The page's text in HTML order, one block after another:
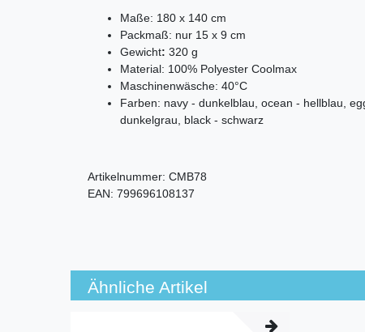
Maße: 180 x 140 cm
Packmaß: nur 15 x 9 cm
Gewicht: 320 g
Material: 100% Polyester Coolmax
Maschinenwäsche: 40°C
Farben: navy - dunkelblau, ocean - hellblau,
dunkelgrau, black - schwarz
Artikelnummer: CMB78
EAN: 799696108137
Ähnliche Artikel